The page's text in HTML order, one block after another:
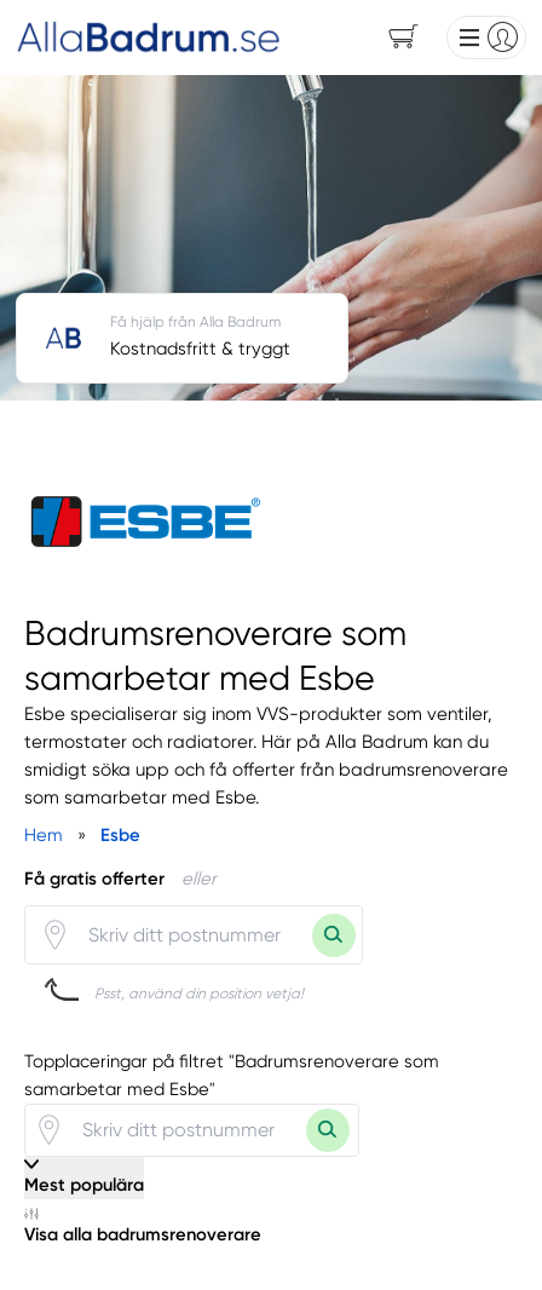
Badrumsrenoverare som
samarbetar med Esbe
Esbe specialiserar sig inom VVS-produkter som ventiler,
termostater och radiatorer. Här på Alla Badrum kan du
smidigt söka upp och få offerter från badrumsrenoverare
som samarbetar med Esbe.
Hem
» Esbe
Få gratis offerter eller
Psst, använd din position vetja!
Få hjälp från Alla Badrum
Kostnadsfritt & tryggt
Topplaceringar på filtret "Badrumsrenoverare som
samarbetar med Esbe"
Mest populära
Visa alla badrumsrenoverare